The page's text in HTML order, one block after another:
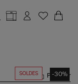
SOLDES -30%
Partager